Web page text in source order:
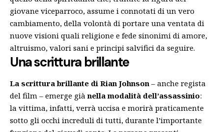
giovane viceparroco, assume i connotati di un vero
cambiamento, della volontà di portare una ventata di
nuove visioni quali religione e fede sinonimi di amore,
altruismo, valori sani e principi salvifici da seguire.
Una scrittura brillante
La scrittura brillante di Rian Johnson – anche regista
del film – emerge giànella modalità dell’assassinio:
la vittima, infatti, verrà uccisa e morirà praticamente
sotto gli occhi increduli di tutti, durante l’importante